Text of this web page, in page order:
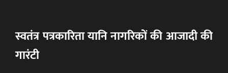
स्वतंत्र पत्रकारिता यानि नागरिकों की आजादी की
गारंटी